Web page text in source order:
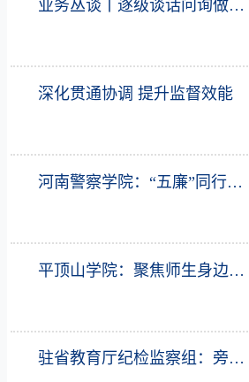
业务丛谈丨逐级谈话问询做实日常监督
深化贯通协调 提升监督效能
河南警察学院：“五廉”同行助力清廉学校建设
平顶山学院：聚焦师生身边事 精准监督见实效
驻省教育厅纪检监察组：旁听“身边案” 敲响“警示钟”